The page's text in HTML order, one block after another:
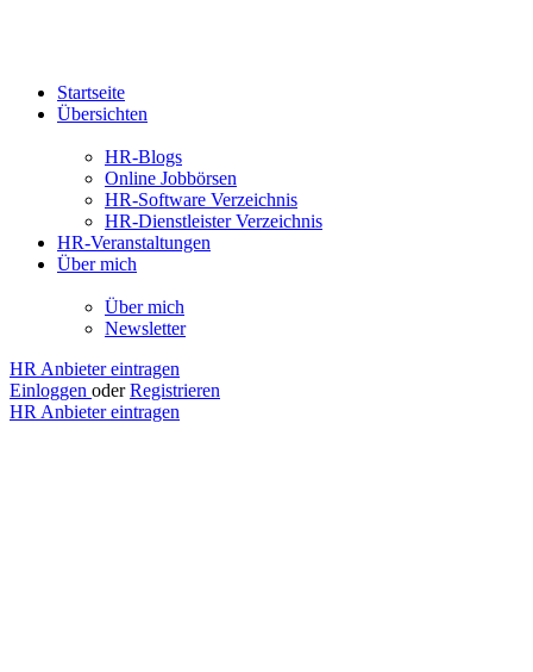
Startseite
Übersichten
HR-Blogs
Online Jobbörsen
HR-Software Verzeichnis
HR-Dienstleister Verzeichnis
HR-Veranstaltungen
Über mich
Über mich
Newsletter
HR Anbieter eintragen
Einloggen oder Registrieren
HR Anbieter eintragen